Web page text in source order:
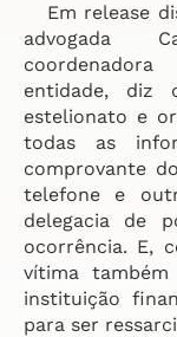
Em release
advogada
entidade,
estelionato e
todas as
comprovante
telefone e
delegacia de
ocorrência. E,
vítima
instituição
para ser